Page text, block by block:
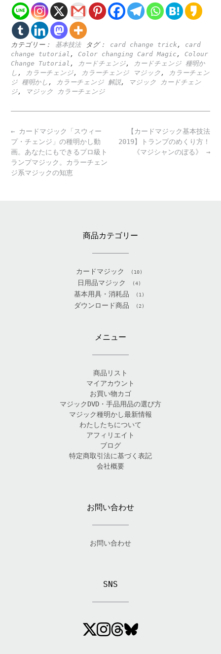
カテゴリー： 基本技法 タグ： card change trick , card
change tutorial , Color changing Card Magic , Colour
Change Tutorial , カードチェンジ,
カードチェンジ 種明か
し , カラーチェンジ, カラーチェンジ マジック ,
カラーチェン
ジ 種明かし , カラーチェンジ 解説,
マジック カードチェン
ジ, マジック カラーチェンジ
Post
navigation
【カードマジック基本技法
2019】トランプのめくり方！
《マジシャンのぼる》 →
← カードマジック「スウィー
プ・チェンジ」の種明かし動
画。あなたにもできるプロ級ト
ランプマジック。カラーチェン
ジ系マジックの知恵
商品カテゴリー
カードマジック (10)
日用品マジック (4)
基本用具・消耗品 (1)
ダウンロード商品 (2)
メニュー
商品リスト
マイアカウント
お買い物カゴ
マジックDVD・手品用品の選び方
マジック種明かし最新情報
わたしたちについて
アフィリエイト
ブログ
特定商取引法に基づく表記
会社概要
お問い合わせ
お問い合わせ
SNS